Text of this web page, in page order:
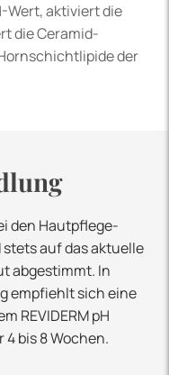
Wert, aktiviert die
die Ceramid-
der
den Hautpflege-
auf das aktuelle
abgestimmt. In
empfiehlt sich eine
REVIDERM pH
bis 8 Wochen.